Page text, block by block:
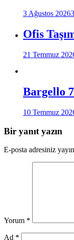
3 Ağustos 2026
Ofis
21 Temmuz
Bargello
10 Temmuz
Bir yanıt yazın
E-posta adresiniz
Yorum *
Ad *